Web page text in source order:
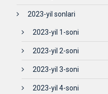
2023-yil sonlari
2023-yil 1-soni
2023-yil 2-soni
2023-yil 3-soni
2023-yil 4-soni